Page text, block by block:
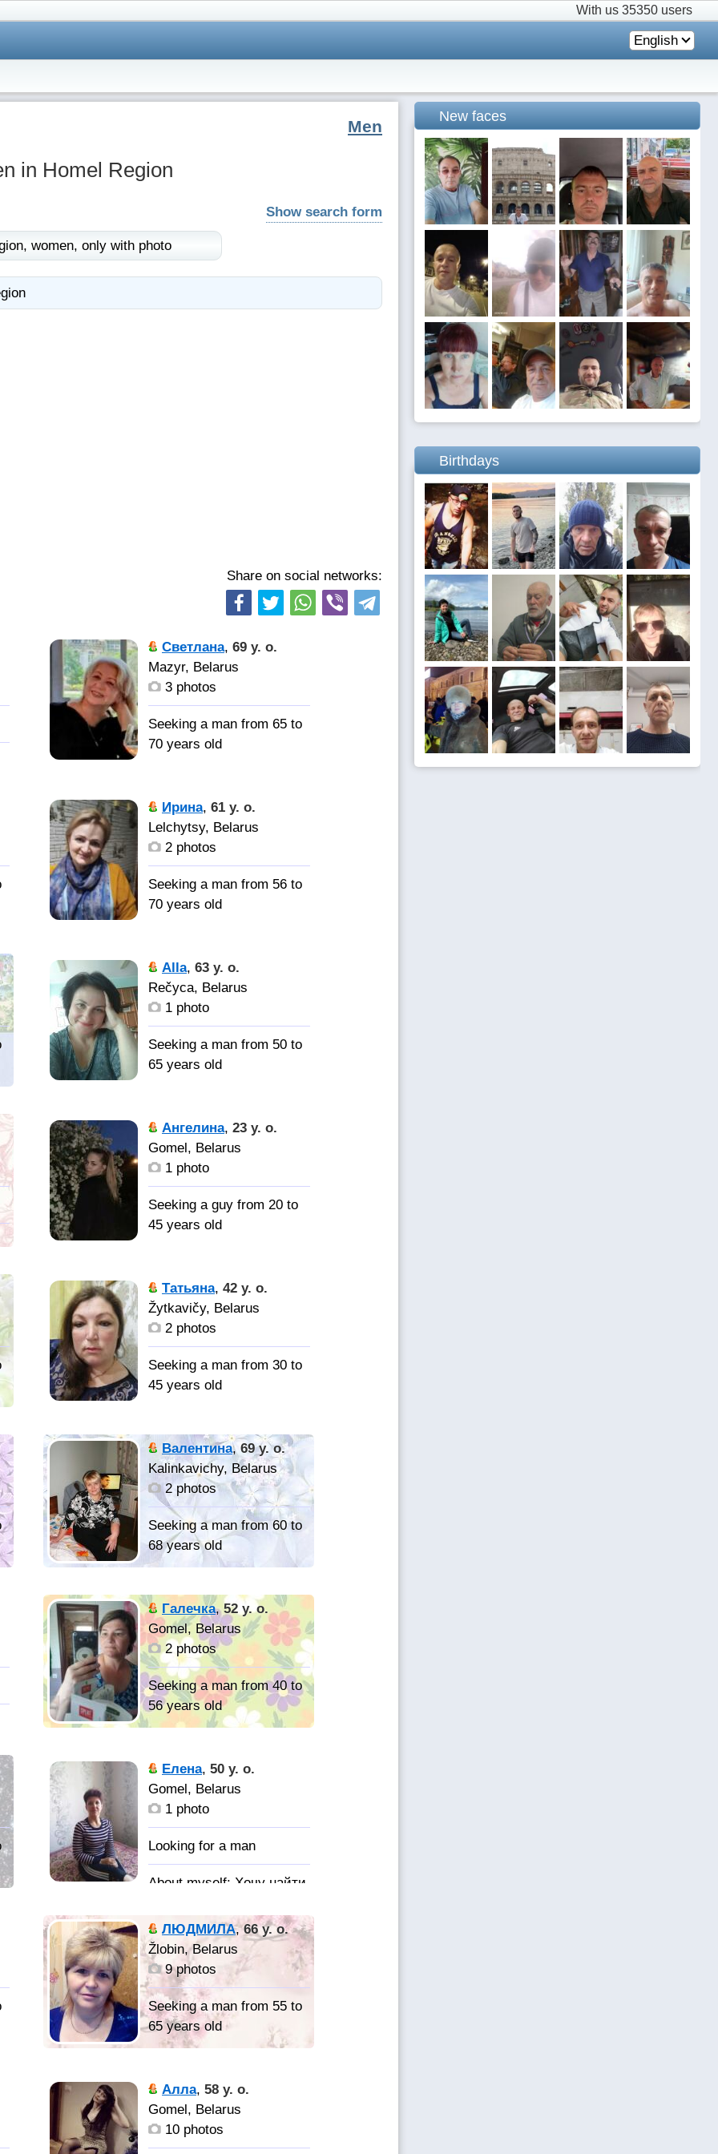
With us 35350 users
English
in Homel Region
Men
Show search form
women, only with photo
Share on social networks:
Светлана, 69 y. o.
Mazyr, Belarus
3 photos
Seeking a man from 65 to
70 years old
терпеливая и спокойная,
но все имеет свои
пределы.
Я хотела
бы встретить надёжного,
мелкие недостатки не так
важны, как ваши честь и
достоинства. Все
колкости и грубые
остроты оставьте при
себе пожалуйста!
Ирина, 61 y. o.
Lelchytsy, Belarus
2 photos
Seeking a man from 56 to
70 years old
Католическое
вероисповедание
конечно же. Достойного
называться мужчиной.
Alla, 63 y. o.
Rečyca, Belarus
1 photo
Seeking a man from 50 to
65 years old
Отзывчивая, спокойная,
не скандалистка. Не
терплю пьющих.
должен опускаться до
оскорблений и унижений
спутника жизни
Ангелина, 23 y. o.
Gomel, Belarus
1 photo
Seeking a guy from 20 to
45 years old
искреннего, доброго и
хорошего человека)
Татьяна, 42 y. o.
Žytkavičy, Belarus
2 photos
Seeking a man from 30 to
45 years old
для серьезных
отношений
Валентина, 69 y. o.
Kalinkavichy, Belarus
2 photos
Seeking a man from 60 to
68 years old
всё начинается с того,
что кто-то, кому-то
поверил! Я не обещаю
тому, кто будет со мной,
красивой жизни. Она
будет разной. Жизнь не
возможно прожить без
страданий и
переживаний, без
падений и взлётов. Вся
чтобы любить, жить,
радоваться, доверять
друг другу, прощать,
для кого живёшь.
Галечка,52 y. o.
Gomel, Belarus
2 photos
Seeking a man from 40 to
56 years old
любимого человека. кто
умеет слушать.
понимать и беречь
Елена, 50 y. o.
Gomel, Belarus
1 photo
Хочу найти
надёжную опору в жизни
ЛЮДМИЛА,66 y. o.
Žlobin, Belarus
9 photos
Seeking a man from 55 to
65 years old
ВСТРЕТИТЬ МУЖЧИНУ
СООТВЕТСТВУЮЩЕГО
ВОЗРАСТА ДЛЯ
Алла, 58 y. o.
Gomel, Belarus
10 photos
New faces
Birthdays